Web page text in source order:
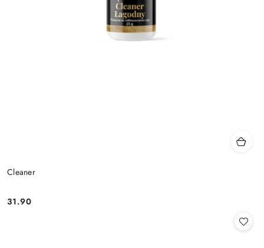
Cleaner
Cena:
31.90